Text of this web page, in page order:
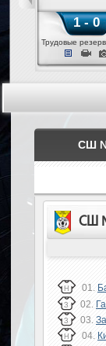
1 - 0
Трудовые
СШ
СШ
Н 01.
З 02.
З 03.
Н 04.